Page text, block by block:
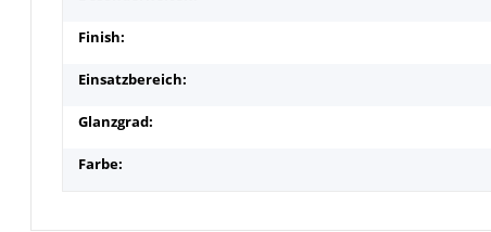
Finish:
Einsatzbereich:
Glanzgrad:
Farbe: